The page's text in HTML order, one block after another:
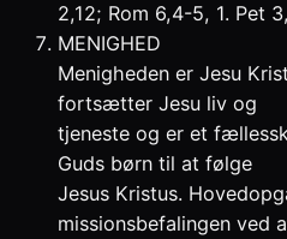
2,12; Rom 6,4-5, 1. Pet
MENIGHED
Menigheden er Jesu
fortsætter Jesu liv og
tjeneste og er et
Guds børn til at følge
Jesus Kristus.
missionsbefalingen ved